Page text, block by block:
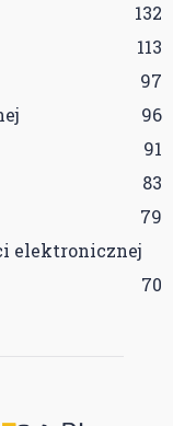
132
113
97
96
91
83
79
elektronicznej
70